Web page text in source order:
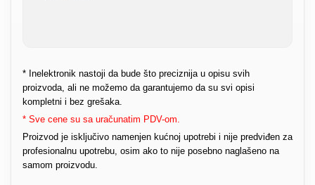
* Inelektronik nastoji da bude što preciznija u opisu svih
proizvoda, ali ne možemo da garantujemo da su svi opisi
kompletni i bez grešaka.
* Sve cene su sa uračunatim PDV-om.
Proizvod je isključivo namenjen kućnoj upotrebi i nije predviđen za
profesionalnu upotrebu, osim ako to nije posebno naglašeno na
samom proizvodu.